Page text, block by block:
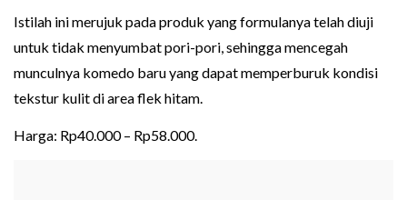
Istilah ini merujuk pada produk yang formulanya telah diuji
untuk tidak menyumbat pori-pori, sehingga mencegah
munculnya komedo baru yang dapat memperburuk kondisi
tekstur kulit di area flek hitam.
Harga: Rp40.000 – Rp58.000.